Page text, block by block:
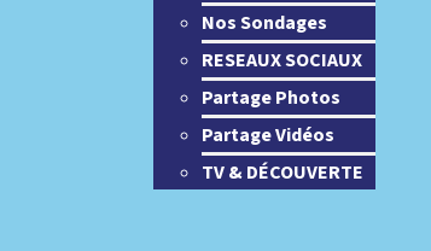
Nos Sondages
RESEAUX SOCIAUX
Partage Photos
Partage Vidéos
TV & DÉCOUVERTE